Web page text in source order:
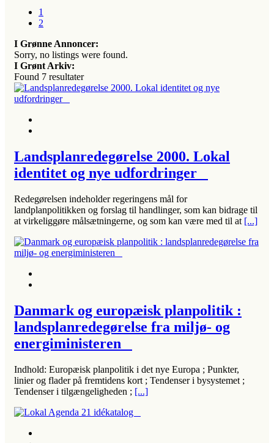
1
2
I Grønne Annoncer:
Sorry, no listings were found.
I Grønt Arkiv:
Found 7 resultater
Landsplanredegørelse 2000. Lokal
identitet og nye udfordringer
Redegørelsen indeholder regeringens mål for
landplanpolitikken og forslag til handlinger, som kan bidrage til
at virkeliggøre målsætningerne, og som kan være med til at [...]
Danmark og europæisk planpolitik :
landsplanredegørelse fra miljø- og
energiministeren
Indhold: Europæisk planpolitik i det nye Europa ; Punkter,
linier og flader på fremtidens kort ; Tendenser i bysystemet ;
Tendenser i tilgængeligheden ; [...]